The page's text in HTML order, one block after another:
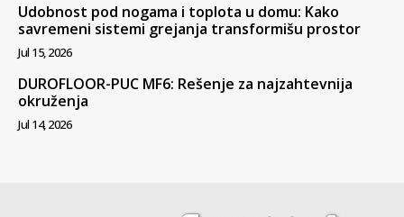
Udobnost pod nogama i toplota u domu: Kako
savremeni sistemi grejanja transformišu prostor
Jul 15, 2026
DUROFLOOR-PUC MF6: Rešenje za najzahtevnija
okruženja
Jul 14, 2026